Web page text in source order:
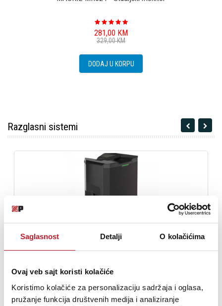
Saglasnost Detalji O kolačićima
Ovaj veb sajt koristi kolačiće
Koristimo kolačiće za personalizaciju sadržaja i oglasa,
pružanje funkcija društvenih medija i analiziranje
281,00 KM
329,00KM
DODAJ U KORPU
Razglasni sistemi
1.370,00KM
1.603,00KM